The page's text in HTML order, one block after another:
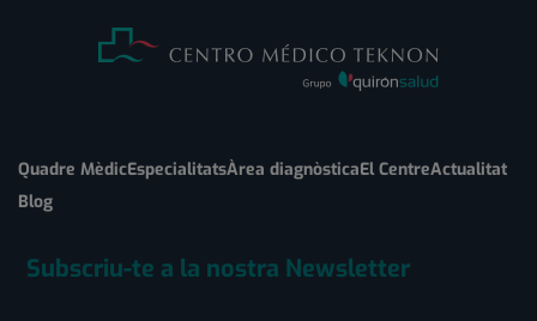
Quadre MèdicEspecialitatsÀrea diagnòsticaEl CentreActualitat
Blog
Subscriu-te a la nostra Newsletter